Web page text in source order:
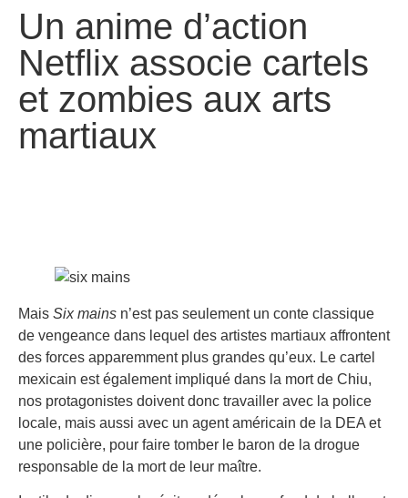
Un anime d’action
Netflix associe cartels
et zombies aux arts
martiaux
Mais Six mains n’est pas seulement un conte classique
de vengeance dans lequel des artistes martiaux affrontent
des forces apparemment plus grandes qu’eux. Le cartel
mexicain est également impliqué dans la mort de Chiu,
nos protagonistes doivent donc travailler avec la police
locale, mais aussi avec un agent américain de la DEA et
une policière, pour faire tomber le baron de la drogue
responsable de la mort de leur maître.